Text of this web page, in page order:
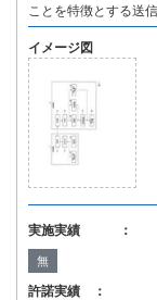
ことを特徴とする送信
イメージ図
実施実績 ：
無
許諾実績 ：